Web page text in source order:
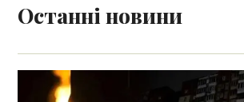
Останні новини